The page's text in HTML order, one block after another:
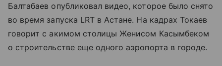
Балтабаев опубликовал видео, которое было снято
во время запуска LRT в Астане. На кадрах Токаев
говорит с акимом столицы Женисом Касымбеком
о строительстве еще одного аэропорта в городе.